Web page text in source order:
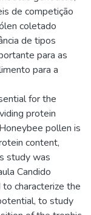
de competição
coletado
de tipos
para as
para a
for the
protein
pollen is
content,
study was
Candido
characterize the
to study